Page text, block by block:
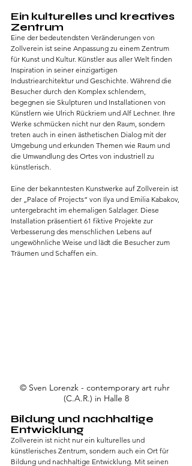
Ein kulturelles und kreatives
Zentrum
Eine der bedeutendsten Veränderungen von
Zollverein ist seine Anpassung zu einem Zentrum
für Kunst und Kultur. Künstler aus aller Welt finden
Inspiration in seiner einzigartigen
Industriearchitektur und Geschichte. Während die
Besucher durch den Komplex schlendern,
begegnen sie Skulpturen und Installationen von
Künstlern wie Ulrich Rückriem und Alf Lechner. Ihre
Werke schmücken nicht nur den Raum, sondern
treten auch in einen ästhetischen Dialog mit der
Umgebung und erkunden Themen wie Raum und
die Umwandlung des Ortes von industriell zu
künstlerisch.
Eine der bekanntesten Kunstwerke auf Zollverein ist
der „Palace of Projects“ von Ilya und Emilia Kabakov,
untergebracht im ehemaligen Salzlager. Diese
Installation präsentiert 61 fiktive Projekte zur
Verbesserung des menschlichen Lebens auf
ungewöhnliche Weise und lädt die Besucher zum
Träumen und Schaffen ein.
© Sven Lorenzk - contemporary art ruhr
(C.A.R.) in Halle 8
Bildung und nachhaltige
Entwicklung
Zollverein ist nicht nur ein kulturelles und
künstlerisches Zentrum, sondern auch ein Ort für
Bildung und nachhaltige Entwicklung. Mit seinen